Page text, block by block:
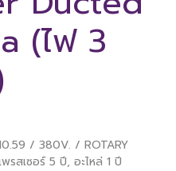
(ไฟ 3
/ 380V. / ROTARY
รสเซอร์ 5 ปี, อะไหล่ 1 ปี